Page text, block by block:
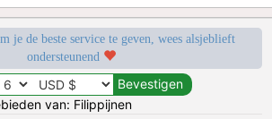
je de beste service te geven, wees alsjeblieft
ondersteunend
van: Filippijnen